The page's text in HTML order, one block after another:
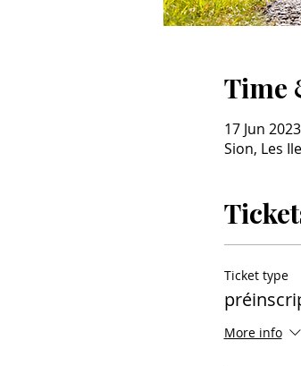
Time
17 Jun
Sion, Les
Ticket type
More info